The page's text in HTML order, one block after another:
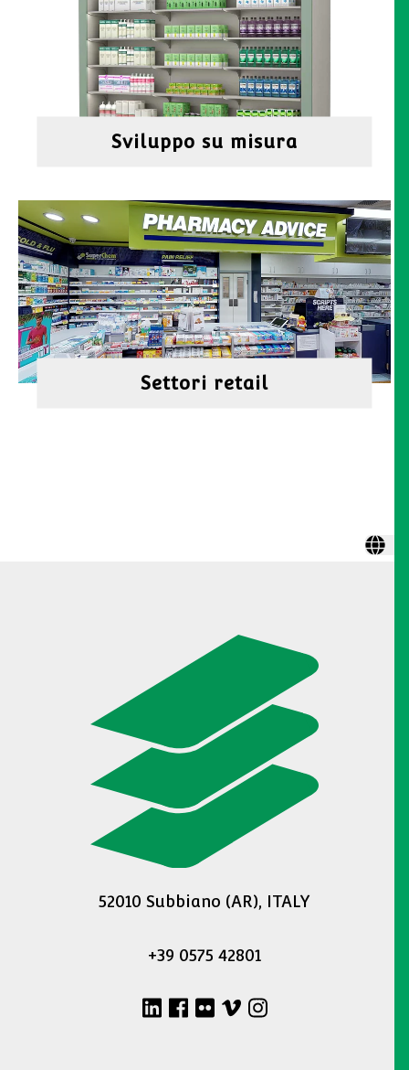
Sviluppo su misura
Settori retail
52010 Subbiano (AR), ITALY
+39 0575 42801